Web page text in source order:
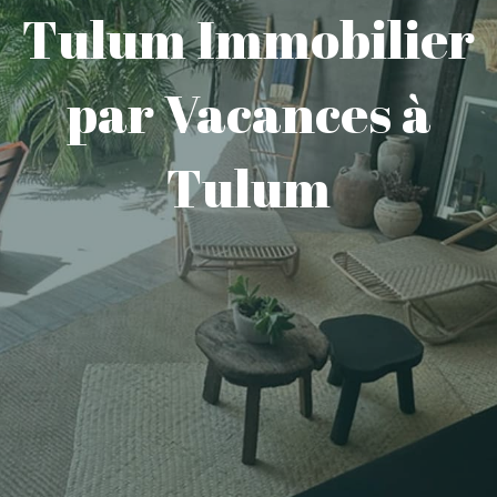
Tulum Immobilier
par Vacances à
Tulum